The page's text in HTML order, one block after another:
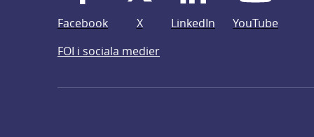
Facebook X LinkedIn
YouTube
FOI i sociala medier